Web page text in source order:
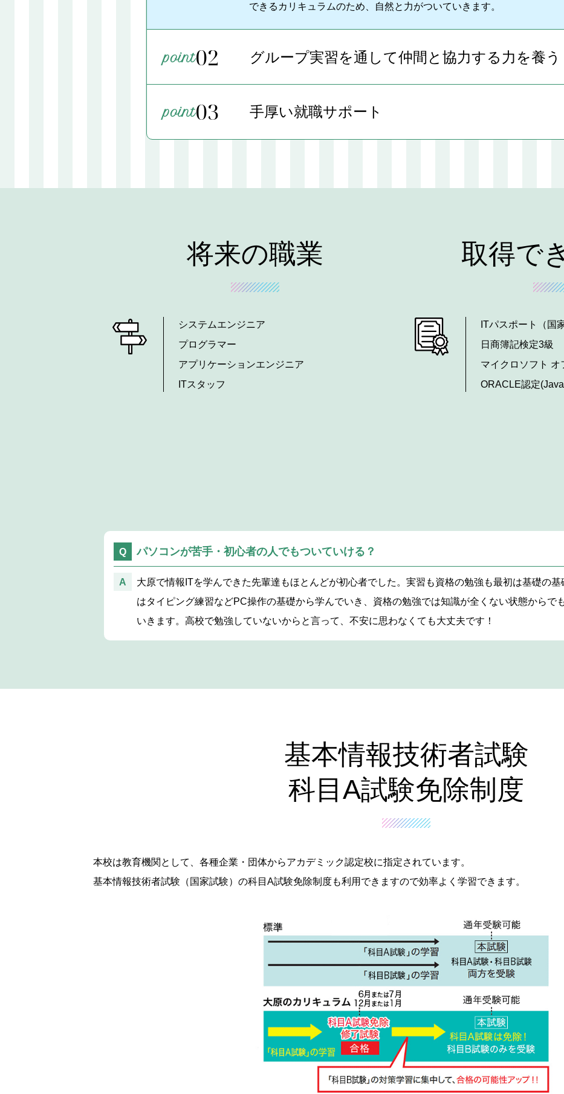
できるカリキュラムのため、自然と力がついていきます。
02 グループ実習を通して仲間と協力する力を養う
03 手厚い就職サポート
将来の職業
システムエンジニア
プログラマー
アプリケーションエンジニア
ITスタッフ
取得で
ITパスポート（国
日商簿記検定3級
マイクロソフト オ
ORACLE認定
パソコンが苦手・初心者の人でもついていける？
大原で情報ITを学んできた先輩達もほとんどが初心者でした。実習も資格の勉強も最初は基礎の
はタイピング練習などPC操作の基礎から学んでいき、資格の勉強では知識が全くない状態からで
いきます。高校で勉強していないからと言って、不安に思わなくても大丈夫です！
基本情報技術者試験
科目A試験免除制度
本校は教育機関として、各種企業・団体からアカデミック認定校に指定されています。
基本情報技術者試験（国家試験）の科目A試験免除制度も利用できますので効率よく学習できます。